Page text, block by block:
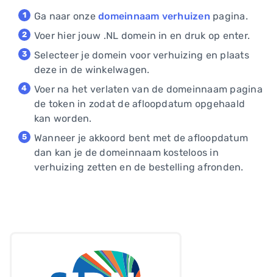
Ga naar onzedomeinnaam verhuizen pagina.
Voer hier jouw .NL domein in en druk op enter.
Selecteer je domein voor verhuizing en plaats
deze in de winkelwagen.
Voer na het verlaten van de domeinnaam pagina
de token in zodat de afloopdatum opgehaald
kan worden.
Wanneer je akkoord bent met de afloopdatum
dan kan je de domeinnaam kosteloos in
verhuizing zetten en de bestelling afronden.